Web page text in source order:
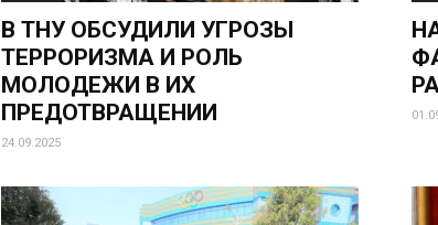
В ТНУ ОБСУДИЛИ УГРОЗЫ
ТЕРРОРИЗМА И РОЛЬ
МОЛОДЕЖИ В ИХ
ПРЕДОТВРАЩЕНИИ
24.09.2025